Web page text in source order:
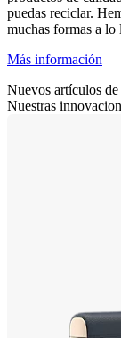
puedas reciclar.
muchas formas a lo
Más información
Nuevos artículos de
Nuestras